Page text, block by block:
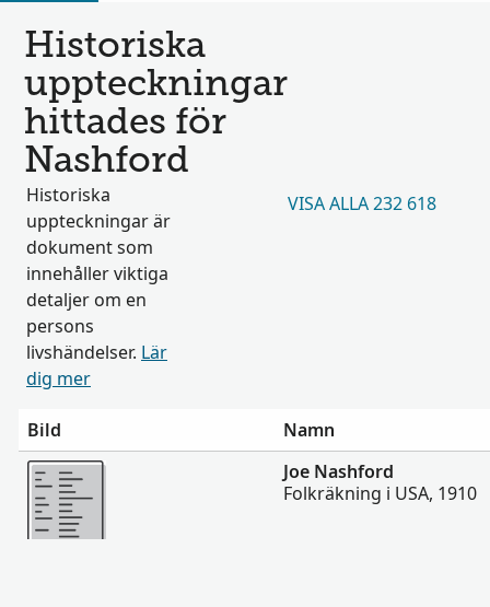
Historiska
uppteckningar
hittades för
Nashford
Historiska
uppteckningar är
dokument som
innehåller viktiga
detaljer om en
persons
livshändelser. Lär
dig mer
VISA ALLA 232 618
Bild
Namn
Mer
Joe Nashford
Folkräkning i USA, 1910